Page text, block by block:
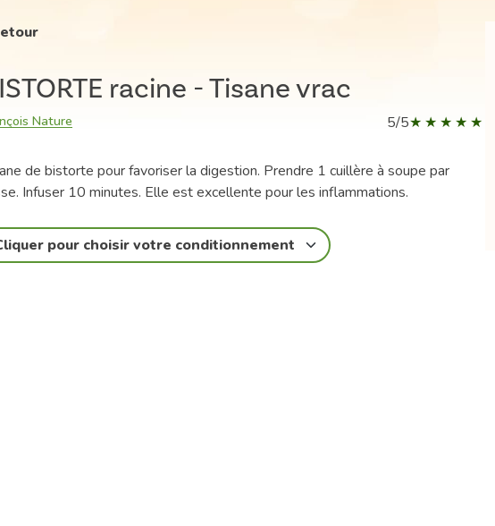
racine - Tisane vrac
Nature 5/5
de bistorte pour favoriser la digestion. Prendre 1 cuillère à soupe par
Infuser 10 minutes. Elle est excellente pour les inflammations.
pour choisir votre conditionnement